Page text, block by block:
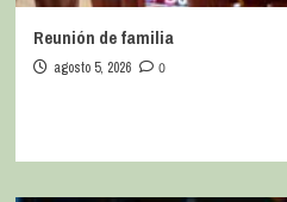
Reunión de familia
agosto 5, 2026 0